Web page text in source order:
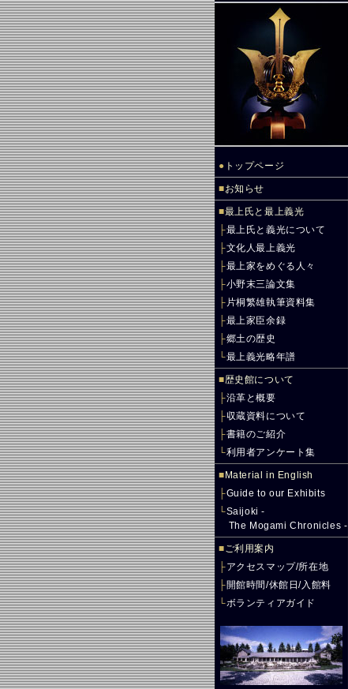
● トップページ
■お知らせ
■最上氏と最上義光
├最上氏と義光について
├文化人最上義光
├最上家をめぐる人々
├小野末三論文集
├ 片桐繁雄執筆資料集
├最上家臣余録
├郷土の歴史
└最上義光略年譜
■歴史館について
├沿革と概要
├収蔵資料について
├書籍のご紹介
└利用者アンケート集
■ Material in English
├Guide to our Exhibits
└Saijoki -
The Mogami Chronicles -
■ご利用案内
├アクセスマップ/所在地
├開館時間/休館日/入館料
└ボランティアガイド